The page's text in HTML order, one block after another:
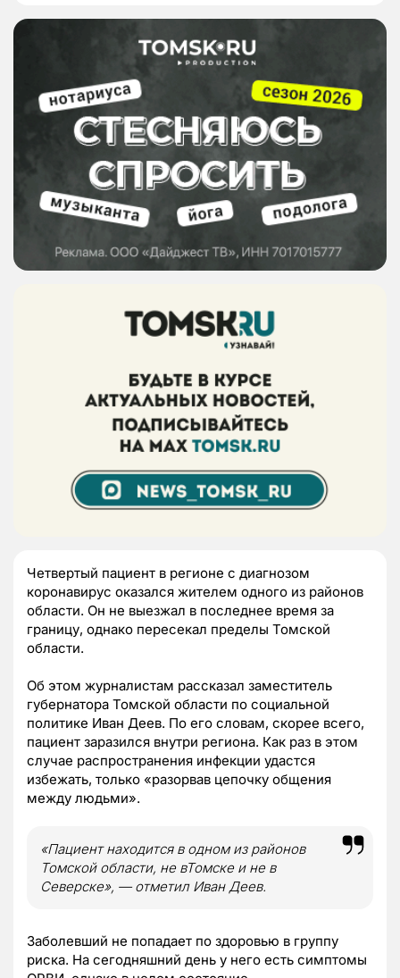
Четвертый пациент в регионе с диагнозом
коронавирус оказался жителем одного из районов
области. Он не выезжал в последнее время за
границу, однако пересекал пределы Томской
области.
Об этом журналистам рассказал заместитель
губернатора Томской области по социальной
политике Иван Деев. По его словам, скорее всего,
пациент заразился внутри региона. Как раз в этом
случае распространения инфекции удастся
избежать, только «разорвав цепочку общения
между людьми».
«Пациент находится в одном из районов
Томской области, не вТомске и не в
Северске», — отметил Иван Деев.
Заболевший не попадает по здоровью в группу
риска. На сегодняшний день у него есть симптомы